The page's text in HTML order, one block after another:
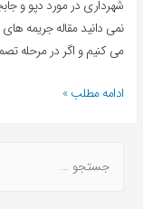
شهرداری در مورد دپو و
نمی دانید مقاله جریمه
می کنیم و اگر در مرحله
ادامه مطلب »